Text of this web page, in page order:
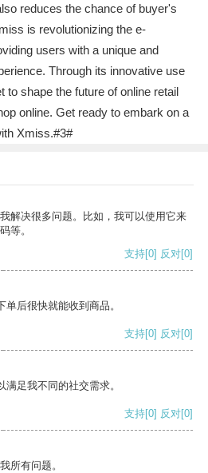
reduces the chance of buyer's
is revolutionizing the e-
users with a unique and
Through its innovative use
to shape the future of online retail
online. Get ready to embark on a
Xmiss.#3#
解决很多问题。比如，我可以使用它来
等。
支持[0] 反对[0]
后很快就能收到商品。
支持[0] 反对[0]
足我不同的社交需求。
支持[0] 反对[0]
所有问题。